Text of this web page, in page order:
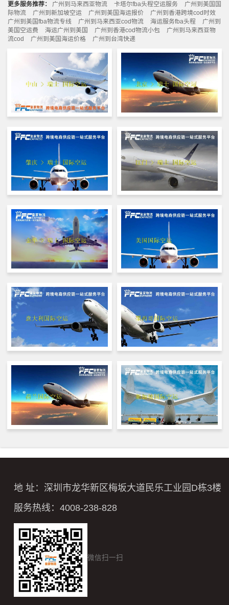
更多服务推荐： 广州到马来西亚物流 卡塔尔fba头程空运服务
广州到美国国
际物流
广州到新加坡空运 广州到美国海运报价
广州到香港跨境cod时效
广州到美国fba物流专线
广州到马来西亚cod物流 海运服务fba头程
广州到
美国空运费
海运广州到美国 广州到香港cod物流小包
广州到马来西亚物
流cod
广州到美国海运价格 广州到台湾快递
地 址：深圳市龙华新区梅坂大道民乐工业园D栋3楼
服务热线：4008-238-828
微信扫一扫